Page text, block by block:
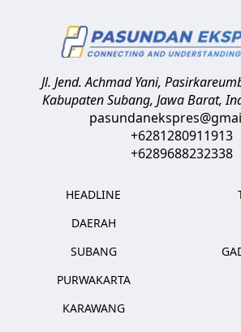
Jl. Jend. Achmad Yani,
Kabupaten Subang, Jawa Barat,
+6281280911913
+6289688232338
HEADLINE
DAERAH
SUBANG
PURWAKARTA
KARAWANG